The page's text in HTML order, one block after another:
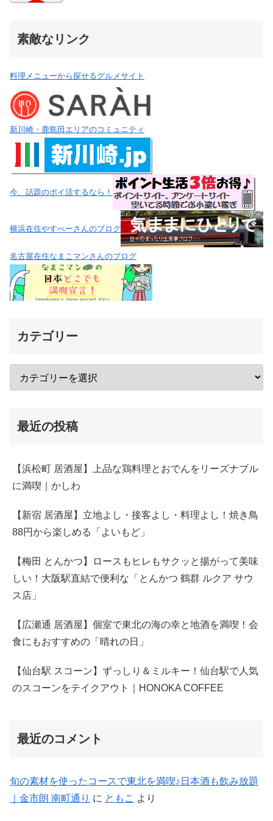
素敵なリンク
料理メニューから探せるグルメサイト
新川崎・鹿島田エリアのコミュニティ
今、話題のポイ活するなら！
横浜在住やすべーさんのブログ
名古屋在住なまこマンさんのブログ
カテゴリー
最近の投稿
【浜松町 居酒屋】上品な鶏料理とおでんをリーズナブル
に満喫｜かしわ
【新宿 居酒屋】立地よし・接客よし・料理よし！焼き鳥
88円から楽しめる「よいもど」
【梅田 とんかつ】ロースもヒレもサクッと揚がって美味
しい！大阪駅直結で便利な「とんかつ 鶴群 ルクア サウ
ス店」
【広瀬通 居酒屋】個室で東北の海の幸と地酒を満喫！会
食にもおすすめの「晴れの日」
【仙台駅 スコーン】ずっしり＆ミルキー！仙台駅で人気
のスコーンをテイクアウト｜HONOKA COFFEE
最近のコメント
旬の素材を使ったコースで東北を満喫♪日本酒も飲み放題
｜金市朗 南町通り に ともこ より